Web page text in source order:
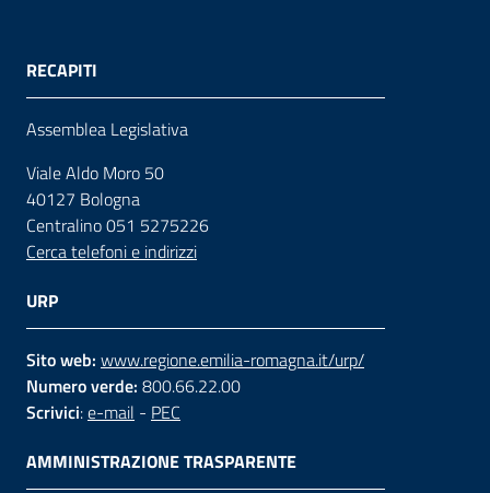
RECAPITI
Assemblea Legislativa
Viale Aldo Moro 50
40127 Bologna
Centralino 051 5275226
Cerca telefoni e indirizzi
URP
Sito web: www.regione.emilia-romagna.it/urp/
Numero verde: 800.66.22.00
Scrivici:e-mail - PEC
AMMINISTRAZIONE TRASPARENTE